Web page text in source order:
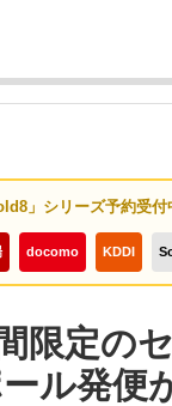
」シリーズ予約受付
docomo KDDI
限定の
ル発便